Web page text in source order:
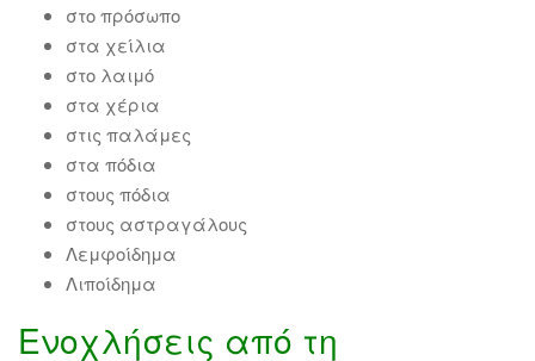
στο πρόσωπο
στα χείλια
στο λαιμό
στα χέρια
στις παλάμες
στα πόδια
στους πόδια
στους αστραγάλους
Λεμφοίδημα
Λιποίδημα
Ενοχλήσεις από τη